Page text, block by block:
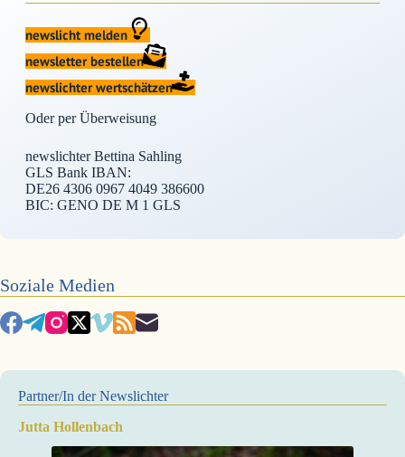
newslicht melden
newsletter bestellen
newslichter wertschätzen
Oder per Überweisung
newslichter Bettina Sahling
GLS Bank IBAN:
DE26 4306 0967 4049 386600
BIC: GENO DE M 1 GLS
Soziale Medien
Partner/In der Newslichter
Jutta Hollenbach